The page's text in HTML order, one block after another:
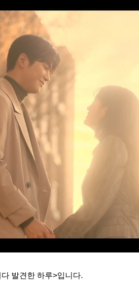
발견한 하루>입니다.